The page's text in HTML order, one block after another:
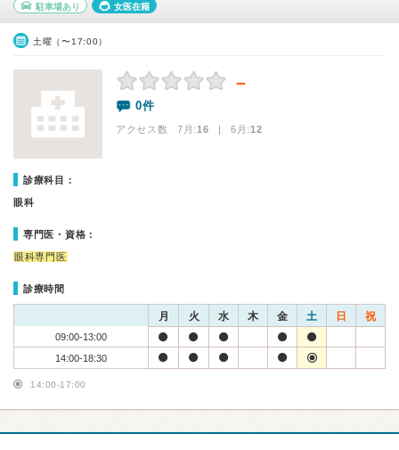
駐車場あり 女医在籍
土曜（〜17:00）
－
0件
アクセス数 7月:16 | 6月:12
診療科目：
眼科
専門医・資格：
眼科専門医
診療時間
月 火 水 木 金 土 日 祝
09:00-13:00
14:00-18:30
14:00-17:00